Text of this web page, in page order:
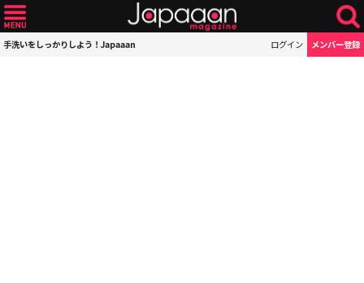
手洗いをしっかりしよう！Japaaan ログイン メンバー登録